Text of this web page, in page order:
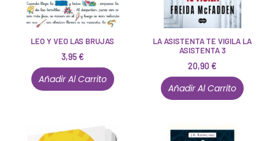
LEO Y VEO LAS BRUJAS
3,95€
Añadir Al Carrito
LA ASISTENTA TE VIGILA LA
ASISTENTA 3
20,90€
Añadir Al Carrito